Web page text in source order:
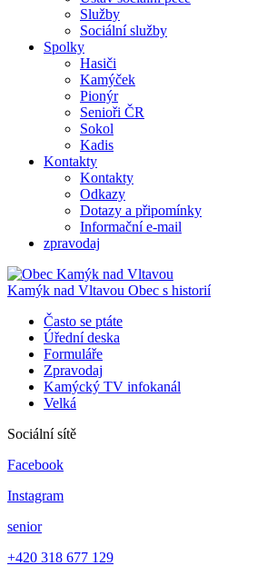
Služby
Sociální služby
Spolky
Hasiči
Kamýček
Pionýr
Senioři ČR
Sokol
Kadis
Kontakty
Kontakty
Odkazy
Dotazy a připomínky
Informační e-mail
zpravodaj
Kamýk nad Vltavou Obec s historií
Často se ptáte
Úřední deska
Formuláře
Zpravodaj
Kamýcký TV infokanál
Velká
Sociální sítě
Facebook
Instagram
senior
+420 318 677 129